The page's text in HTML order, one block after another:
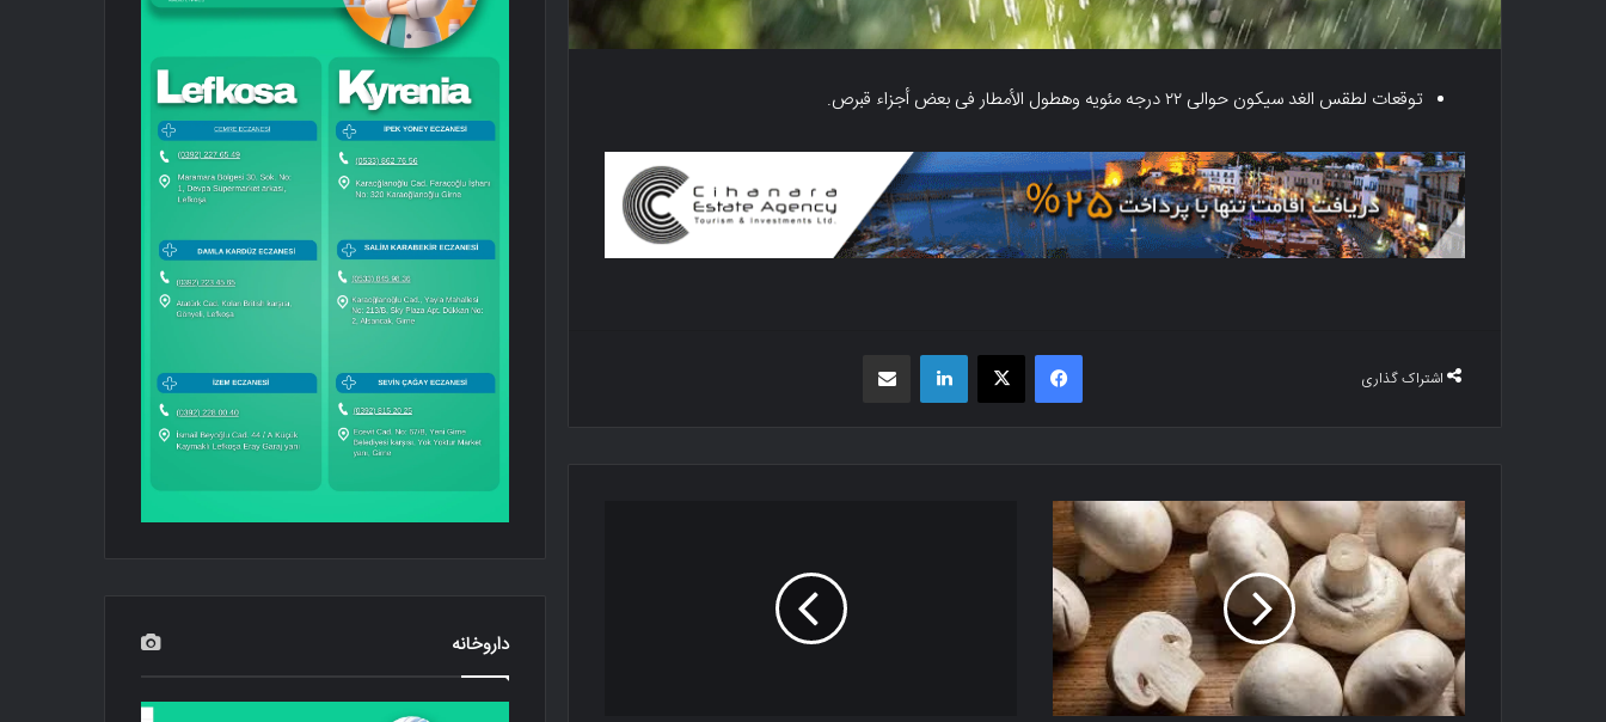
توقعات لطقس الغد سیکون حوالی ۲۲ درجه مئویه وهطول الأمطار فی بعض أجزاء قبرص.
اشتراک گذاری
فیسبوک X
داروخانه